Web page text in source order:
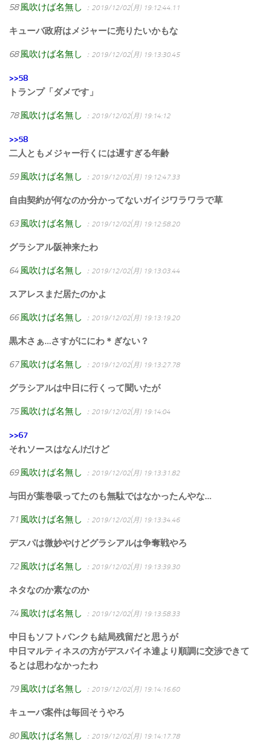
58 風吹けば名無し ：2019/12/02(月) 19:12:44.11
キューバ政府はメジャーに売りたいかもな
68 風吹けば名無し ：2019/12/02(月) 19:13:30.45
>>58
トランプ「ダメです」
78 風吹けば名無し ：2019/12/02(月) 19:14:12
>>58
二人ともメジャー行くには遅すぎる年齢
59 風吹けば名無し ：2019/12/02(月) 19:12:47.33
自由契約が何なのか分かってないガイジワラワラで草
63 風吹けば名無し ：2019/12/02(月) 19:12:58.20
グラシアル阪神来たわ
64 風吹けば名無し ：2019/12/02(月) 19:13:03.44
スアレスまだ居たのかよ
66 風吹けば名無し ：2019/12/02(月) 19:13:19.20
黒木さぁ…さすがににわ＊ぎない？
67 風吹けば名無し ：2019/12/02(月) 19:13:27.78
グラシアルは中日に行くって聞いたが
75 風吹けば名無し ：2019/12/02(月) 19:14:04
>>67
それソースはなんJだけど
69 風吹けば名無し ：2019/12/02(月) 19:13:31.82
与田が葉巻吸ってたのも無駄ではなかったんやな…
71 風吹けば名無し ：2019/12/02(月) 19:13:34.46
デスパは微妙やけどグラシアルは争奪戦やろ
72 風吹けば名無し ：2019/12/02(月) 19:13:39.30
ネタなのか素なのか
74 風吹けば名無し ：2019/12/02(月) 19:13:58.33
中日もソフトバンクも結局残留だと思うが
中日マルティネスの方がデスパイネ達より順調に交渉できて
るとは思わなかったわ
79 風吹けば名無し ：2019/12/02(月) 19:14:16.60
キューバ案件は毎回そうやろ
80 風吹けば名無し ：2019/12/02(月) 19:14:17.78